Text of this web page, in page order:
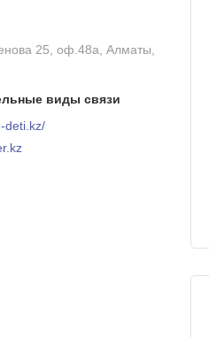
25, оф.48а, Алматы,
deti.kz/